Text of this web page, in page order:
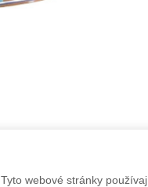
Tyto webové stránky